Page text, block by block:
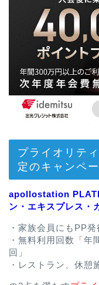
プライオリテ
定のキャンペー
apollostation
ン・エキスプレス・
・家族会員にもPP発
・無料利用回数「
回」
・レストラン、休憩